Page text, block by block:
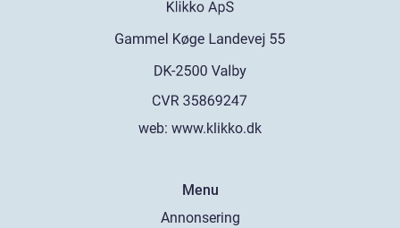
web: www.klikko.dk
Menu
Annonsering